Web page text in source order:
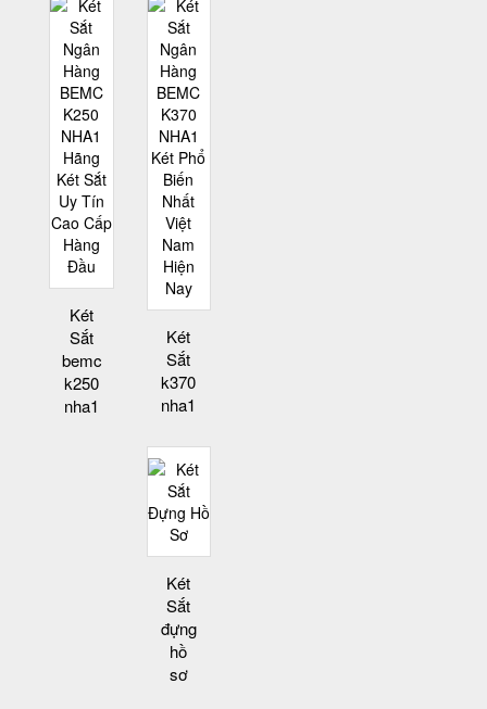
Két
Sắt
bemc
k250
nha1
Két
Sắt
k370
nha1
Két
Sắt
đựng
hồ
sơ